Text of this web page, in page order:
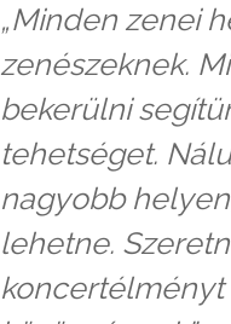
„Minden zenei
zenészeknek.
bekerülni
tehetséget.
nagyobb
lehetne.
koncertélményt